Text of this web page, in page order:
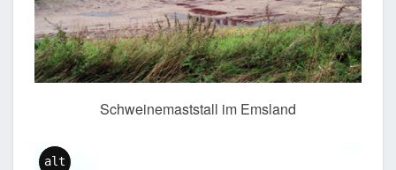
Schweinemaststall im Emsland
alt